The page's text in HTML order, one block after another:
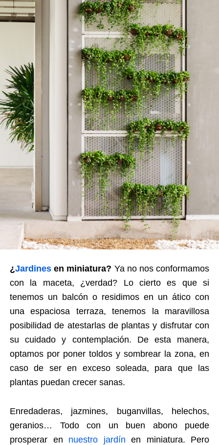
¿Jardines en miniatura? Ya no nos conformamos
con la maceta, ¿verdad? Lo cierto es que si
tenemos un balcón o residimos en un ático con
una espaciosa terraza, tenemos la maravillosa
posibilidad de atestarlas de plantas y disfrutar con
su cuidado y contemplación. De esta manera,
optamos por poner toldos y sombrear la zona, en
caso de ser en exceso soleada, para que las
plantas puedan crecer sanas.
Enredaderas, jazmines, buganvillas, helechos,
geranios… Todo con un buen abono puede
prosperar en nuestro jardín en miniatura. Pero